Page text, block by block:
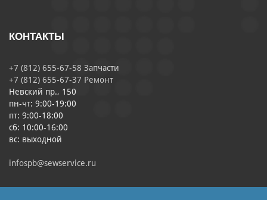
КОНТАКТЫ
+7 (812) 655-67-58 Запчасти
+7 (812) 655-67-37 Ремонт
Невский пр., 150
пн-чт: 9:00-19:00
пт: 9:00-18:00
сб: 10:00-16:00
вс: выходной
infospb@sewservice.ru